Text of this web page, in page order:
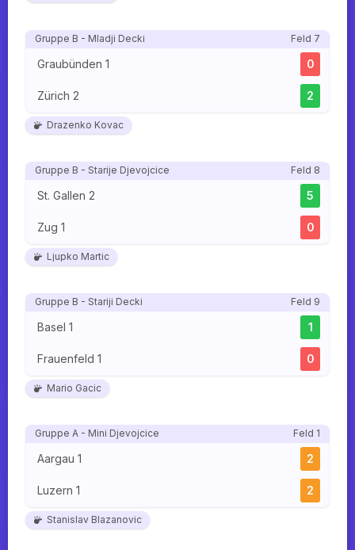
Gruppe B - Mladji Decki Feld 7
Graubünden 1 0
Zürich 2 2
Drazenko Kovac
Gruppe B - Starije Djevojcice Feld 8
St. Gallen 2 5
Zug 1 0
Ljupko Martic
Gruppe B - Stariji Decki Feld 9
Basel 1 1
Frauenfeld 1 0
Mario Gacic
Gruppe A - Mini Djevojcice Feld 1
Aargau 1 2
Luzern 1 2
Stanislav Blazanovic